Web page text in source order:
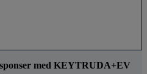
med KEYTRUDA+EV